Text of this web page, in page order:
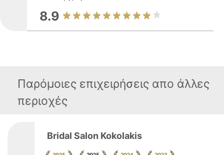
8.9
Παρόμοιες επιχειρήσεις απο άλλες
περιοχές
Bridal Salon Kokolakis